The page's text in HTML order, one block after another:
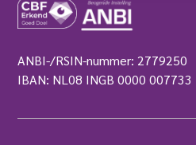
ANBI-/RSIN-nummer: 2779250
IBAN: NL08 INGB 0000 007733